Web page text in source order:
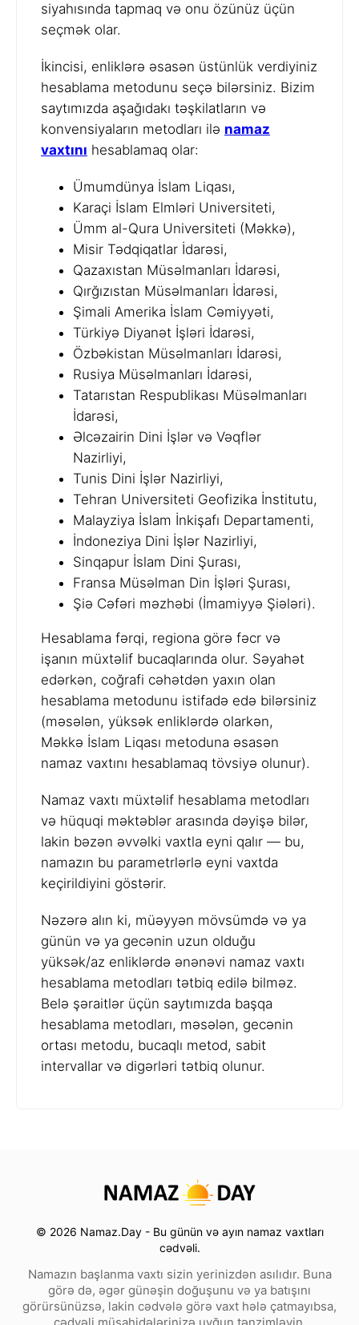
siyahısında tapmaq və onu özünüz üçün
seçmək olar.
İkincisi, enliklərə əsasən üstünlük verdiyiniz
hesablama metodunu seçə bilərsiniz. Bizim
saytımızda aşağıdakı təşkilatların və
konvensiyaların metodları ilə namaz
vaxtını hesablamaq olar:
Ümumdünya İslam Liqası,
Karaçi İslam Elmləri Universiteti,
Ümm al-Qura Universiteti (Məkkə),
Misir Tədqiqatlar İdarəsi,
Qazaxıstan Müsəlmanları İdarəsi,
Qırğızıstan Müsəlmanları İdarəsi,
Şimali Amerika İslam Cəmiyyəti,
Türkiyə Diyanət İşləri İdarəsi,
Özbəkistan Müsəlmanları İdarəsi,
Rusiya Müsəlmanları İdarəsi,
Tatarıstan Respublikası Müsəlmanları
İdarəsi,
Əlcəzairin Dini İşlər və Vəqflər
Nazirliyi,
Tunis Dini İşlər Nazirliyi,
Tehran Universiteti Geofizika İnstitutu,
Malayziya İslam İnkişafı Departamenti,
İndoneziya Dini İşlər Nazirliyi,
Sinqapur İslam Dini Şurası,
Fransa Müsəlman Din İşləri Şurası,
Şiə Cəfəri məzhəbi (İmamiyyə Şiələri).
Hesablama fərqi, regiona görə fəcr və
işanın müxtəlif bucaqlarında olur. Səyahət
edərkən, coğrafi cəhətdən yaxın olan
hesablama metodunu istifadə edə bilərsiniz
(məsələn, yüksək enliklərdə olarkən,
Məkkə İslam Liqası metoduna əsasən
namaz vaxtını hesablamaq tövsiyə olunur).
Namaz vaxtı müxtəlif hesablama metodları
və hüquqi məktəblər arasında dəyişə bilər,
lakin bəzən əvvəlki vaxtla eyni qalır — bu,
namazın bu parametrlərlə eyni vaxtda
keçirildiyini göstərir.
Nəzərə alın ki, müəyyən mövsümdə və ya
günün və ya gecənin uzun olduğu
yüksək/az enliklərdə ənənəvi namaz vaxtı
hesablama metodları tətbiq edilə bilməz.
Belə şəraitlər üçün saytımızda başqa
hesablama metodları, məsələn, gecənin
ortası metodu, bucaqlı metod, sabit
intervallar və digərləri tətbiq olunur.
© 2026 Namaz.Day - Bu günün və ayın namaz vaxtları
cədvəli.
Namazın başlanma vaxtı sizin yerinizdən asılıdır. Buna
görə də, əgər günəşin doğuşunu və ya batışını
görürsünüzsə, lakin cədvələ görə vaxt hələ çatmayıbsa,